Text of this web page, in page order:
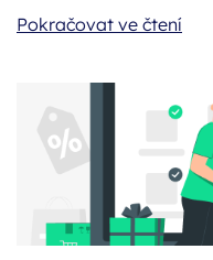
Pokračovat ve čtení